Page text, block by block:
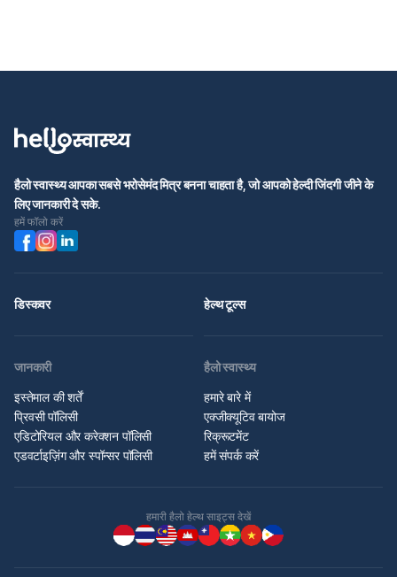
हैलो स्वास्थ्य आपका सबसे भरोसेमंद मित्र बनना चाहता है, जो आपको हेल्दी जिंदगी जीने के
लिए जानकारी दे सके.
हमें फॉलो करें
डिस्कवर हेल्थ टूल्स
जानकारी
इस्तेमाल की शर्तें
प्रिवसी पॉलिसी
एडिटोरियल और करेक्शन पॉलिसी
एडवर्टाइज़िंग और स्पॉन्सर पॉलिसी
हैलो स्वास्थ्य
हमारे बारे में
एक्जीक्यूटिव बायोज
रिक्रूटमेंट
हमें संपर्क करें
हमारी हैलो हेल्थ साइट्स देखें